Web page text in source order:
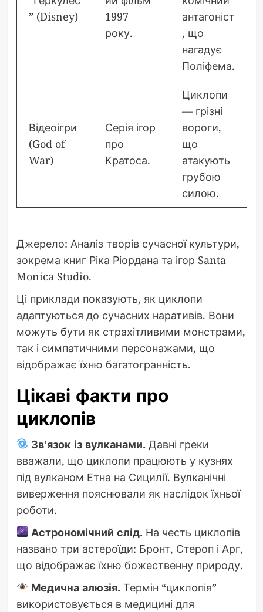
” (Disney)
1997
року.
антагоніст
, що
нагадує
Поліфема.
Відеоігри
(God of
War)
Серія ігор
про
Кратоса.
Циклопи
— грізні
вороги,
що
атакують
грубою
силою.
Джерело: Аналіз творів сучасної культури,
зокрема книг Ріка Ріордана та ігор Santa
Monica Studio.
Ці приклади показують, як циклопи
адаптуються до сучасних наративів. Вони
можуть бути як страхітливими монстрами,
так і симпатичними персонажами, що
відображає їхню багатогранність.
Цікаві факти про
циклопів
Зв’язок із вулканами. Давні греки
вважали, що циклопи працюють у кузнях
під вулканом Етна на Сицилії. Вулканічні
виверження пояснювали як наслідок їхньої
роботи.
Астрономічний слід. На честь циклопів
названо три астероїди: Бронт, Стероп і Арг,
що відображає їхню божественну природу.
Медична алюзія. Термін “циклопія”
використовується в медицині для